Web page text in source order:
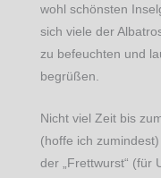
wohl schönsten
sich viele der
zu befeuchten und
begrüßen.
Nicht viel Zeit bis
(hoffe ich
der „Frettwurst“ (für